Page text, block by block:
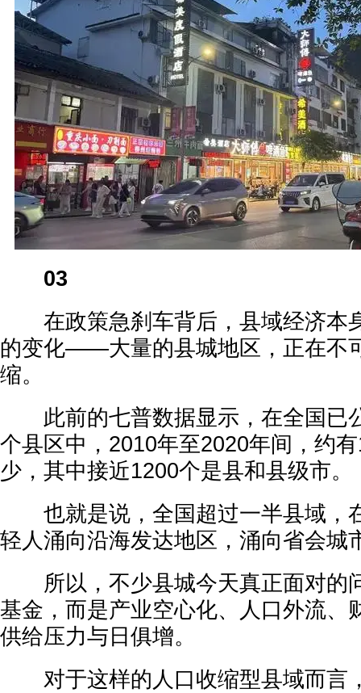
03
在政策急刹车背后，县域经济本
的变化——大量的县城地区，正在不
缩。
此前的七普数据显示，在全国已
个县区中，2010年至2020年间，约
少，其中接近1200个是县和县级市。
也就是说，全国超过一半县域，
轻人涌向沿海发达地区，涌向省会城
所以，不少县城今天真正面对的
基金，而是产业空心化、人口外流、
供给压力与日俱增。
对于这样的人口收缩型县域而言